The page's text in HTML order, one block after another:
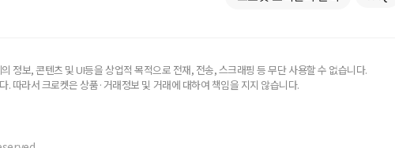
정보, 콘텐츠 및 UI등을 상업적 목적으로 전재, 전송, 스크래핑 등 무단 사용할 수 없습니다.
따라서 크로켓은 상품·거래정보 및 거래에 대하여 책임을 지지 않습니다.